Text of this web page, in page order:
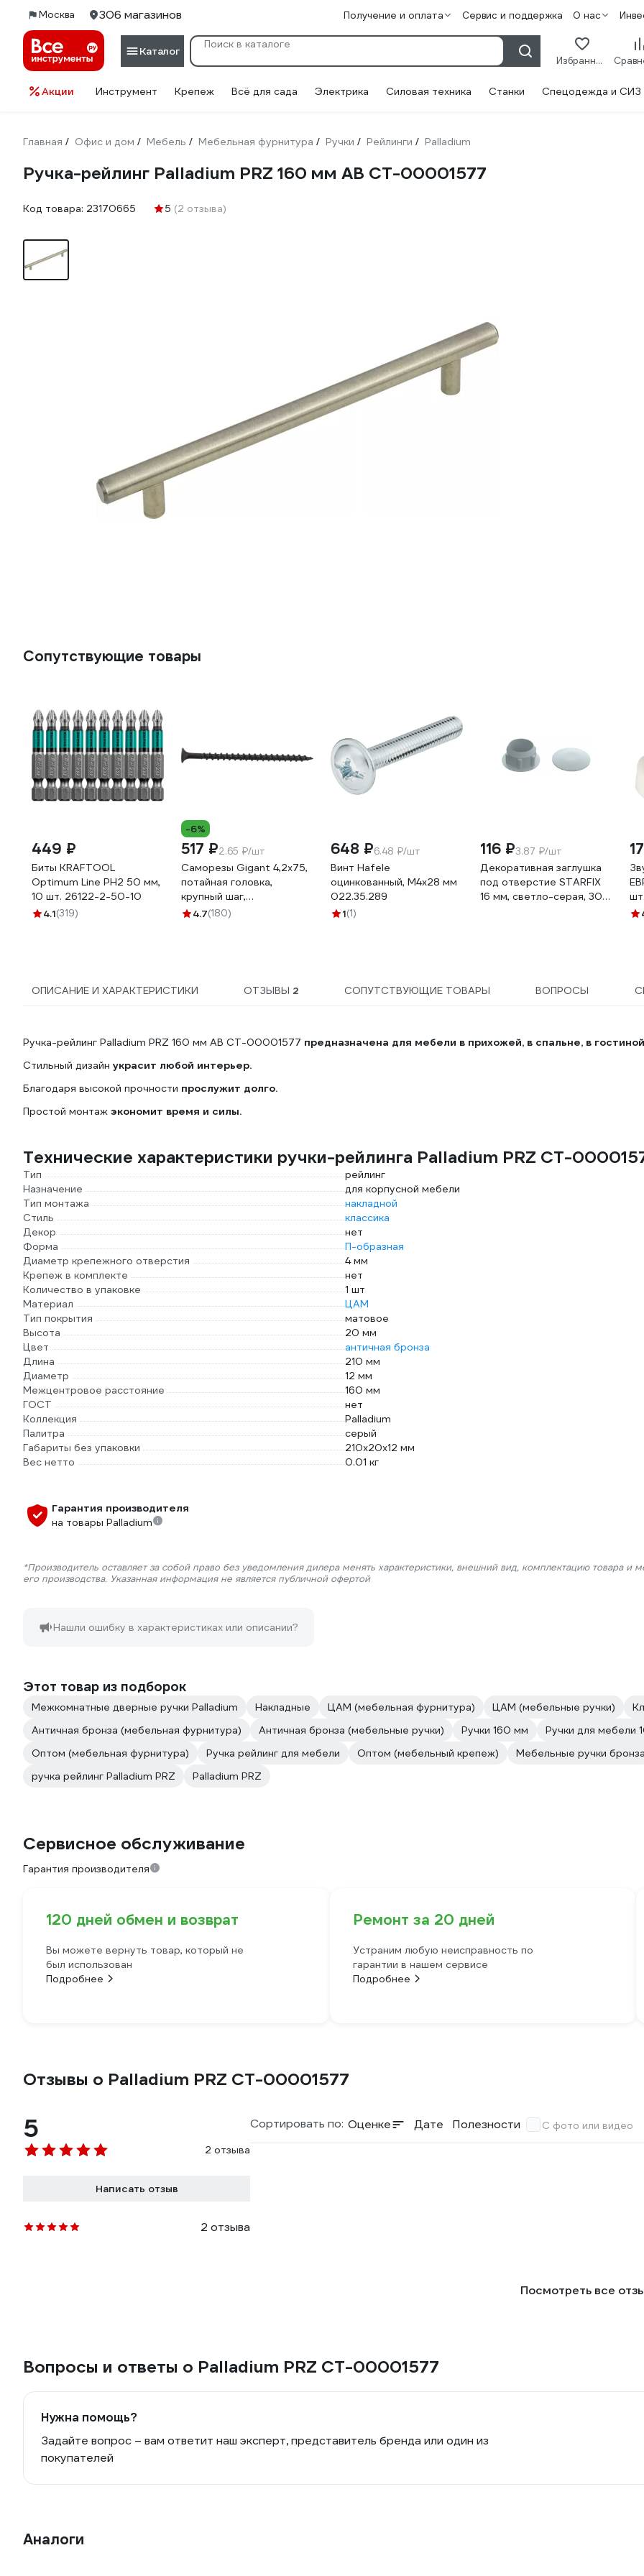
Москва 306 магазинов Получение и оплата Сервис и поддержка О нас
Каталог
Избранное
Акции Инструмент Крепеж Всё для сада Электрика Силовая техника Станки Спецодежда и СИЗ
Главная / Офис и дом / Мебель / Мебельная фурнитура / Ручки / Рейлинги / Palladium
Ручка-рейлинг Palladium PRZ 160 мм AB СТ-00001577
Код товара: 23170665 5 (2 отзыва)
Сопутствующие товары
449 ₽
Биты KRAFTOOL
Optimum Line PH2 50 мм,
10 шт. 26122-2-50-10
4.1(319)
-6%
517 ₽2.65 ₽/шт
Саморезы Gigant 4,2x75,
потайная головка,
крупный шаг,
оксидированный, 1 кг
4.7(180)
648 ₽6.48 ₽/шт
Винт Hafele
оцинкованный, M4x28 мм
022.35.289
1(1)
116 ₽3.87 ₽/шт
Декоративная заглушка
под отверстие STARFIX
16 мм, светло-серая, 30
ОПИСАНИЕ И ХАРАКТЕРИСТИКИ ОТЗЫВЫ 2 СОПУТСТВУЮЩИЕ ТОВАРЫ ВОПРОСЫ
Ручка-рейлинг Palladium PRZ 160 мм AB СТ-00001577 предназначена для мебели в прихожей, в спальне, в
Стильный дизайн украсит любой интерьер.
Благодаря высокой прочности прослужит долго.
Простой монтаж экономит время и силы.
Технические характеристики ручки-рейлинга Palladium PRZ СТ-
Тип
рейлинг
Назначение
для корпусной мебели
Тип монтажа
накладной
Стиль
классика
Декор
нет
Форма
П-образная
Диаметр крепежного отверстия
4 мм
Крепеж в комплекте
нет
Количество в упаковке
1 шт
Материал
ЦАМ
Тип покрытия
матовое
Высота
20 мм
Цвет
античная бронза
Длина
210 мм
Диаметр
12 мм
Межцентровое расстояние
160 мм
ГОСТ
нет
Коллекция
Palladium
Палитра
серый
Габариты без упаковки
210х20x12 мм
Вес нетто
0.01 кг
Гарантия производителя
на товары Palladium
*Производитель оставляет за собой право без уведомления дилера менять характеристики, внешний вид, комплектацию товара и
его производства. Указанная информация не является публичной офертой
Нашли ошибку в характеристиках или описании?
Этот товар из подборок
Межкомнатные дверные ручки Palladium Накладные ЦАМ (мебельная фурнитура) ЦАМ (мебельные ручки)
Античная бронза (мебельная фурнитура)
Античная бронза (мебельные ручки) Ручки 160 мм
Ручки для мебели
Оптом (мебельная фурнитура)
Ручка рейлинг для мебели Оптом (мебельный крепеж)
Мебельные ручки
ручка рейлинг Palladium PRZ
Palladium PRZ
Сервисное обслуживание
Гарантия производителя
120 дней обмен и возврат
Вы можете вернуть товар, который не
был использован
Подробнее
Ремонт за 20 дней
Устраним любую неисправность по
гарантии в нашем сервисе
Подробнее
Отзывы о Palladium PRZ СТ-00001577
5
2 отзыва
Написать отзыв
2 отзыва
Сортировать по: Оценке Дате Полезности С фото или видео
Посмотреть все
Вопросы и ответы о Palladium PRZ СТ-00001577
Нужна помощь?
Задайте вопрос – вам ответит наш эксперт, представитель бренда или один из
покупателей
Аналоги